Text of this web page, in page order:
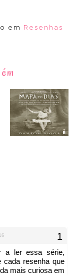
em Resenhas
a ler essa série,
cada resenha que
mais curiosa em